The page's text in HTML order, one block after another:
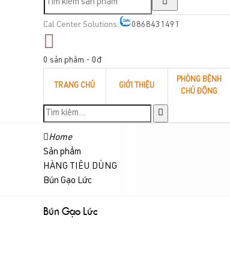
Cal Center Solutions: 0868431491
0 sản phẩm - 0đ
TRANG CHỦ GIỚI THIỆU
PHÒNG BỆNH
CHỦ ĐỘNG
Home
Sản phẩm
HÀNG TIÊU DÙNG
Bún Gạo Lức
Bún Gạo Lức